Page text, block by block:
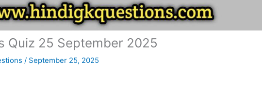
Quiz 25 September 2025
/ September 25, 2025